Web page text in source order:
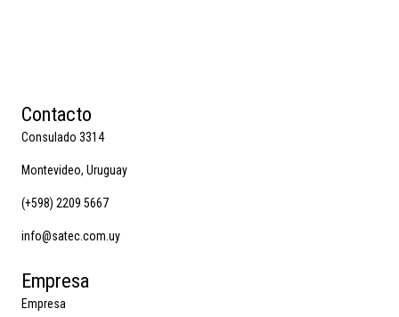
Contacto
Consulado 3314
Montevideo, Uruguay
(+598) 2209 5667
info@satec.com.uy
Empresa
Empresa